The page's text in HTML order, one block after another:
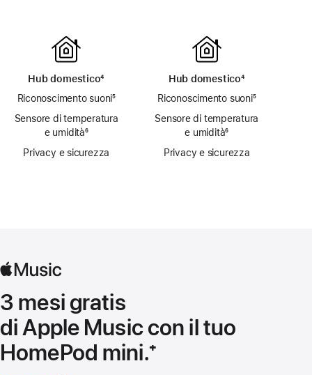
Hub domesticonota
⁴
Riconoscimento suoninota
⁵
Sensore di temperatura
e umiditànota
⁶
Privacy e sicurezza
Hub domesticonota
⁴
Riconoscimento suoninota
⁵
Sensore di temperatura
e umiditànota
⁶
Privacy e sicurezza
3 mesi gratis
di Apple Music con il tuo
HomePod mini.Nota
⁺